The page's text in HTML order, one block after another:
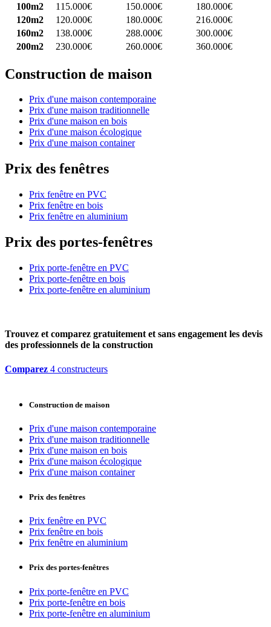
100m2
115.000€ 150.000€
180.000€
120m2
120.000€ 180.000€
216.000€
160m2
138.000€ 288.000€
300.000€
200m2
230.000€ 260.000€ 360.000€
Construction de maison
Prix d'une maison contemporaine
Prix d'une maison traditionnelle
Prix d'une maison en bois
Prix d'une maison écologique
Prix d'une maison container
Prix des fenêtres
Prix fenêtre en PVC
Prix fenêtre en bois
Prix fenêtre en aluminium
Prix des portes-fenêtres
Prix porte-fenêtre en PVC
Prix porte-fenêtre en bois
Prix porte-fenêtre en aluminium
Trouvez et comparez gratuitement et sans engagement les devis
des professionnels de la construction
Comparez 4 constructeurs
Construction de maison
Prix d'une maison contemporaine
Prix d'une maison traditionnelle
Prix d'une maison en bois
Prix d'une maison écologique
Prix d'une maison container
Prix des fenêtres
Prix fenêtre en PVC
Prix fenêtre en bois
Prix fenêtre en aluminium
Prix des portes-fenêtres
Prix porte-fenêtre en PVC
Prix porte-fenêtre en bois
Prix porte-fenêtre en aluminium